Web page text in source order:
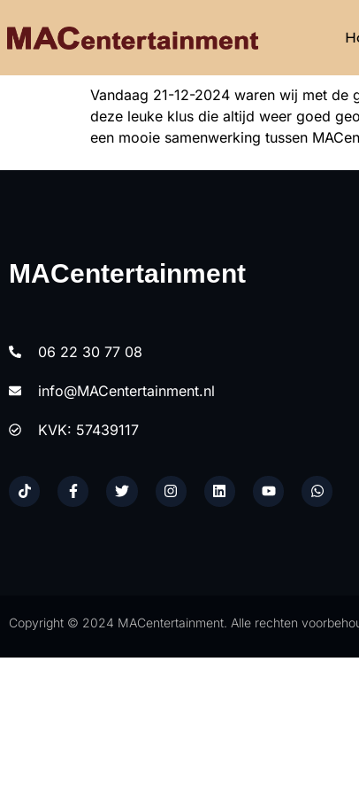
Vandaag 21-12-2024 waren wij met de
deze leuke klus die altijd weer goed
een mooie samenwerking tussen
MACentertainment
06 22 30 77 08
info@MACentertainment.nl
KVK: 57439117
Copyright © 2024 MACentertainment. Alle rechten